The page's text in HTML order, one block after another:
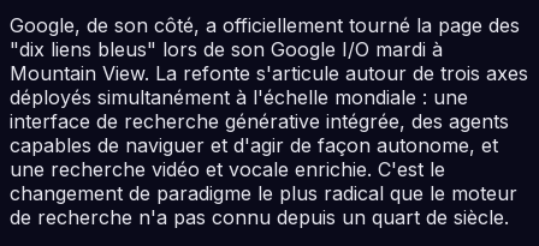
Google, de son côté, a officiellement tourné la page des
"dix liens bleus" lors de son Google I/O mardi à
Mountain View. La refonte s'articule autour de trois axes
déployés simultanément à l'échelle mondiale : une
interface de recherche générative intégrée, des agents
capables de naviguer et d'agir de façon autonome, et
une recherche vidéo et vocale enrichie. C'est le
changement de paradigme le plus radical que le moteur
de recherche n'a pas connu depuis un quart de siècle.